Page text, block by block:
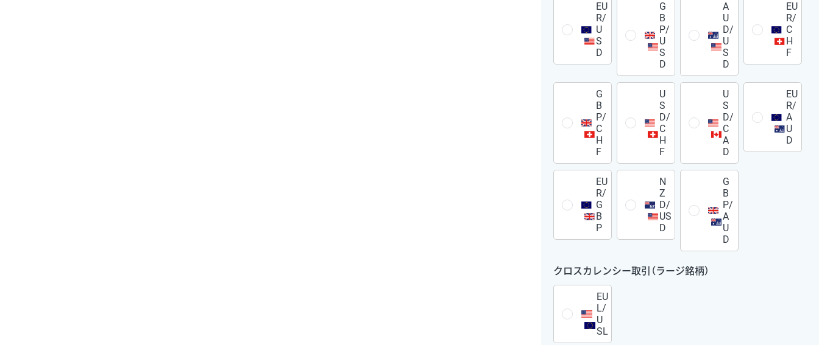
EU
R/
U
S
D
G
B
P/
U
S
D
A
U
D/
U
S
D
EU
R/
C
H
F
G
B
P/
C
H
F
U
S
D/
C
H
F
U
S
D/
C
A
D
EU
R/
A
U
D
EU
R/
G
B
P
N
Z
D/
US
D
G
B
P/
A
U
D
クロスカレンシー取引（ラージ銘柄）
EU
L/
U
SL